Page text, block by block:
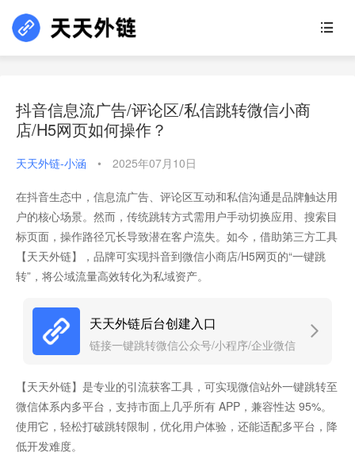
抖音信息流广告/评论区/私信跳转微信小商
店/H5网页如何操作？
天天外链-小涵 • 2025年07月10日
在抖音生态中，信息流广告、评论区互动和私信沟通是品牌触达用
户的核心场景。然而，传统跳转方式需用户手动切换应用、搜索目
标页面，操作路径冗长导致潜在客户流失。如今，借助第三方工具
【天天外链】，品牌可实现抖音到微信小商店/H5网页的“一键跳
转”，将公域流量高效转化为私域资产。
天天外链后台创建入口
链接一键跳转微信公众号/小程序/企业微信
【天天外链】是专业的引流获客工具，可实现微信站外一键跳转至
微信体系内多平台，支持市面上几乎所有 APP，兼容性达 95%。
使用它，轻松打破跳转限制，优化用户体验，还能适配多平台，降
低开发难度。